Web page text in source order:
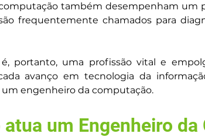
também desempenham um
frequentemente chamados para
portanto, uma profissão vital e
avanço em tecnologia da
engenheiro da computação.
atua um Engenheiro